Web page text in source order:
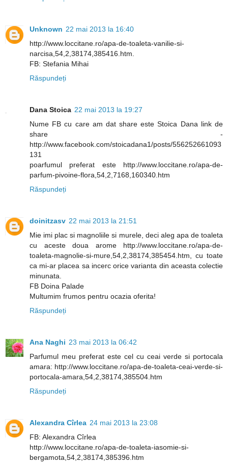
Unknown 22 mai 2013 la 16:40
http://www.loccitane.ro/apa-de-toaleta-vanilie-si-
narcisa,54,2,38174,385416.htm.
FB: Stefania Mihai
Răspundeți
Dana Stoica 22 mai 2013 la 19:27
Nume FB cu care am dat share este Stoica Dana link de
share -
http://www.facebook.com/stoicadana1/posts/556252661093
131
poarfumul preferat este http://www.loccitane.ro/apa-de-
parfum-pivoine-flora,54,2,7168,160340.htm
Răspundeți
doinitzasv 22 mai 2013 la 21:51
Mie imi plac si magnoliile si murele, deci aleg apa de toaleta
cu aceste doua arome http://www.loccitane.ro/apa-de-
toaleta-magnolie-si-mure,54,2,38174,385454.htm, cu toate
ca mi-ar placea sa incerc orice varianta din aceasta colectie
minunata.
FB Doina Palade
Multumim frumos pentru ocazia oferita!
Răspundeți
Ana Naghi 23 mai 2013 la 06:42
Parfumul meu preferat este cel cu ceai verde si portocala
amara: http://www.loccitane.ro/apa-de-toaleta-ceai-verde-si-
portocala-amara,54,2,38174,385504.htm
Răspundeți
Alexandra Cîrlea 24 mai 2013 la 23:08
FB: Alexandra Cîrlea
http://www.loccitane.ro/apa-de-toaleta-iasomie-si-
bergamota,54,2,38174,385396.htm